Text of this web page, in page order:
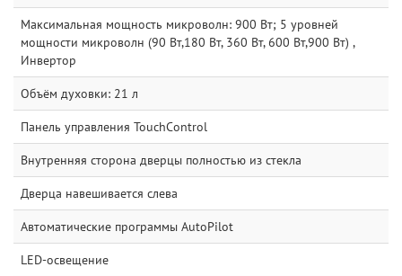
Максимальная мощность микроволн: 900 Вт; 5 уровней
мощности микроволн (90 Вт,180 Вт, 360 Вт, 600 Вт,900 Вт) ,
Инвертор
Объём духовки: 21 л
Панель управления TouchControl
Внутренняя сторона дверцы полностью из стекла
Дверца навешивается слева
Автоматические программы AutoPilot
LED-освещение